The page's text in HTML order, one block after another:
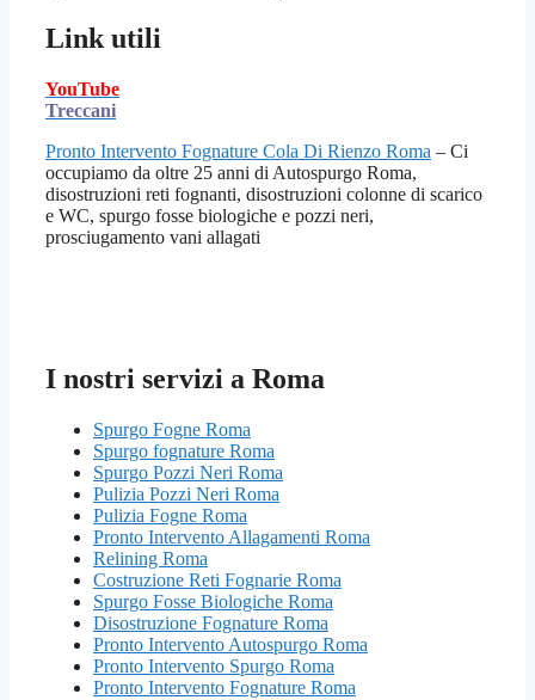
Link utili
YouTube
Treccani
Pronto Intervento Fognature Cola Di Rienzo Roma – Ci
occupiamo da oltre 25 anni di Autospurgo Roma,
disostruzioni reti fognanti, disostruzioni colonne di scarico
e WC, spurgo fosse biologiche e pozzi neri,
prosciugamento vani allagati
I nostri servizi a Roma
Spurgo Fogne Roma
Spurgo fognature Roma
Spurgo Pozzi Neri Roma
Pulizia Pozzi Neri Roma
Pulizia Fogne Roma
Pronto Intervento Allagamenti Roma
Relining Roma
Costruzione Reti Fognarie Roma
Spurgo Fosse Biologiche Roma
Disostruzione Fognature Roma
Pronto Intervento Autospurgo Roma
Pronto Intervento Spurgo Roma
Pronto Intervento Fognature Roma